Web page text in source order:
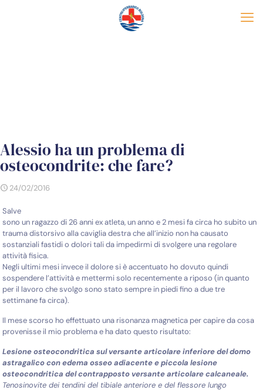
Alessio ha un problema di
osteocondrite: che fare?
24/02/2016
Salve
sono un ragazzo di 26 anni ex atleta, un anno e 2 mesi fa circa ho subito un
trauma distorsivo alla caviglia destra che all’inizio non ha causato
sostanziali fastidi o dolori tali da impedirmi di svolgere una regolare
attività fisica.
Negli ultimi mesi invece il dolore si è accentuato ho dovuto quindi
sospendere l’attività e mettermi solo recentemente a riposo (in quanto
per il lavoro che svolgo sono stato sempre in piedi fino a due tre
settimane fa circa).
Il mese scorso ho effettuato una risonanza magnetica per capire da cosa
provenisse il mio problema e ha dato questo risultato:
Lesione osteocondritica sul versante articolare inferiore del domo
astragalico con edema osseo adiacente e piccola lesione
osteocondritica del contrapposto versante articolare calcaneale.
Tenosinovite dei tendini del tibiale anteriore e del flessore lungo